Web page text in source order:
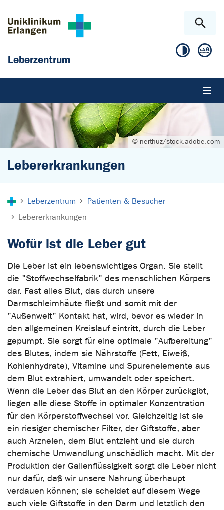
Leberzentrum
© nerthuz/stock.adobe.com
Lebererkrankungen
Leberzentrum
Patienten & Besucher
Lebererkrankungen
Wofür ist die Leber gut
Die Leber ist ein lebenswichtiges Organ. Sie stellt
die "Stoffwechselfabrik" des menschlichen Körpers
dar. Fast alles Blut, das durch unsere
Darmschleimhäute fließt und somit mit der
"Außenwelt" Kontakt hat, wird, bevor es wieder in
den allgemeinen Kreislauf eintritt, durch die Leber
gepumpt. Sie sorgt für eine optimale "Aufbereitung"
des Blutes, indem sie Nährstoffe (Fett, Eiweiß,
Kohlenhydrate), Vitamine und Spurenelemente aus
dem Blut extrahiert, umwandelt oder speichert.
Wenn die Leber das Blut an den Körper zurückgibt,
liegen alle diese Stoffe in optimaler Konzentration
für den Körperstoffwechsel vor. Gleichzeitig ist sie
ein riesiger chemischer Filter, der Giftstoffe, aber
auch Arzneien, dem Blut entzieht und sie durch
chemische Umwandlung unschädlich macht. Mit der
Produktion der Gallenflüssigkeit sorgt die Leber nicht
nur dafür, daß wir unsere Nahrung überhaupt
verdauen können; sie scheidet auf diesem Wege
auch viele Giftstoffe in den Darm und letztlich den